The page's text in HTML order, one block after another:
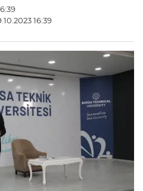
16:39